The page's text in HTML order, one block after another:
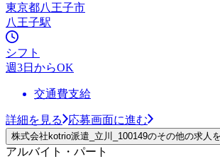
東京都八王子市
八王子駅
シフト
週3日からOK
交通費支給
詳細を見る 応募画面に進む
株式会社kotrio派遣_立川_100149のその他の求人
アルバイト・パート